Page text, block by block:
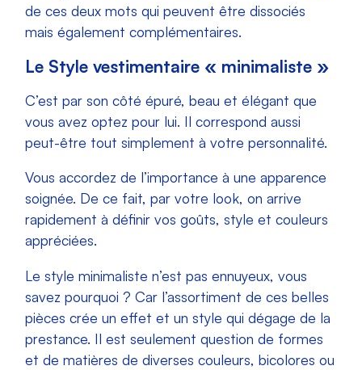
de ces deux mots qui peuvent être dissociés
mais également complémentaires.
Le Style vestimentaire « minimaliste »
C’est par son côté épuré, beau et élégant que
vous avez optez pour lui. Il correspond aussi
peut-être tout simplement à votre personnalité.
Vous accordez de l’importance à une apparence
soignée. De ce fait, par votre look, on arrive
rapidement à définir vos goûts, style et couleurs
appréciées.
Le style minimaliste n’est pas ennuyeux, vous
savez pourquoi ? Car l’assortiment de ces belles
pièces crée un effet et un style qui dégage de la
prestance. Il est seulement question de formes
et de matières de diverses couleurs, bicolores ou